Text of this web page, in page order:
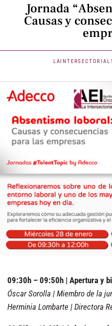
Jornada
Causas y
LAINTERSECTORIAL
09:30h – 09:50h | Apertura y
Óscar Sorolla | Miembro de la
Herminia Lombarte | Directora